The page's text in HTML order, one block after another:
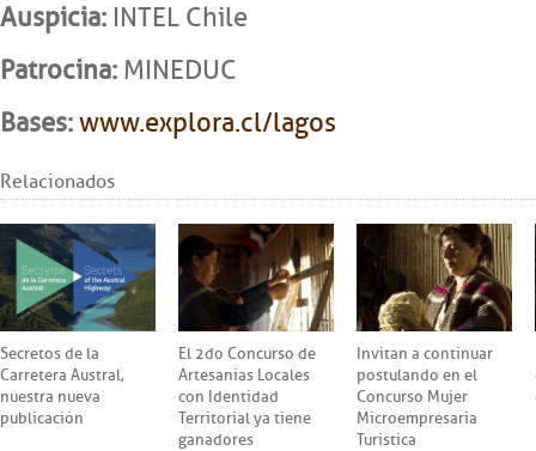
Auspicia: INTEL Chile
Patrocina: MINEDUC
Bases:www.explora.cl/lagos
Relacionados
Secretos de la
Carretera Austral,
nuestra nueva
publicación
El 2do Concurso de
Artesanías Locales
con Identidad
Territorial ya tiene
ganadores
Invitan a continuar
postulando en el
Concurso Mujer
Microempresaria
Turística